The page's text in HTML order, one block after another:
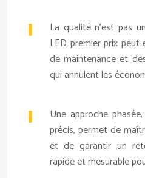
La qualité n’est pas
LED premier prix
de maintenance et
qui annulent les
Une approche
précis, permet de
et de garantir un
rapide et mesurable